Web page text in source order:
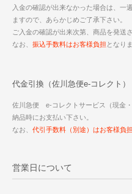
入金の確認が出来なかった場合は、一
ますので、あらかじめご了承下さい。
ご入金の確認が出来次第、商品を発送
なお、 振込手数料はお客様負担 となり
代金引換（佐川急便e-コレクト）
佐川急便 e-コレクトサービス（現金
納品時にお支払い下さい。
なお、 代引手数料（別途）はお客様負担
営業日について